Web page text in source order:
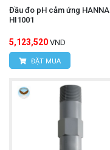
Đầu đo pH cảm ứng HANNA
HI1001
5,123,520 VND
ĐẶT MUA